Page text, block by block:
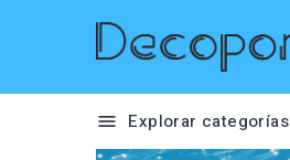
 Explorar categorías